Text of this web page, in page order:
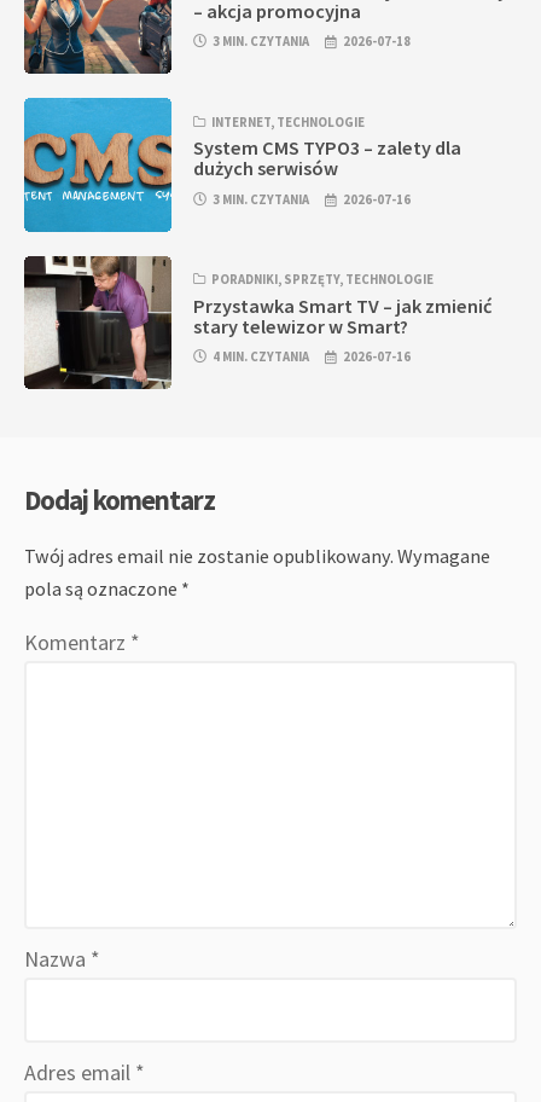
– akcja promocyjna
3 MIN. CZYTANIA 2026-07-18
INTERNET, TECHNOLOGIE
System CMS TYPO3 – zalety dla
dużych serwisów
3 MIN. CZYTANIA 2026-07-16
PORADNIKI, SPRZĘTY, TECHNOLOGIE
Przystawka Smart TV – jak zmienić
stary telewizor w Smart?
4 MIN. CZYTANIA 2026-07-16
Dodaj komentarz
Twój adres email nie zostanie opublikowany. Wymagane
pola są oznaczone *
Komentarz *
Nazwa *
Adres email *